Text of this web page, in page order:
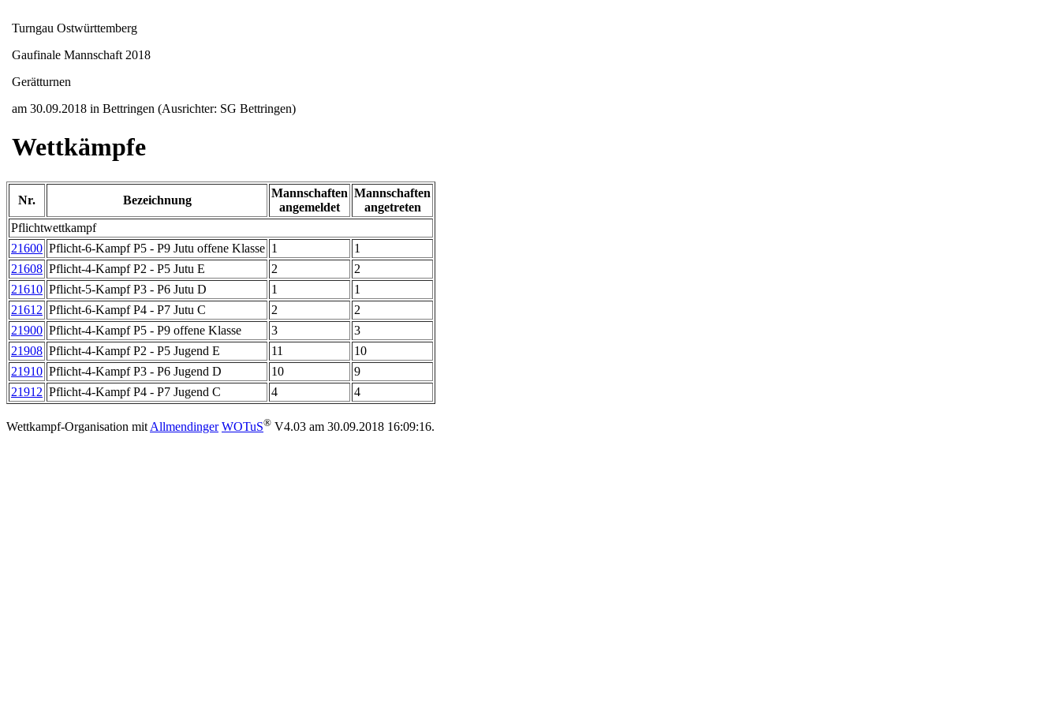
Turngau Ostwürttemberg
Gaufinale Mannschaft 2018
Gerätturnen
am 30.09.2018 in Bettringen (Ausrichter: SG Bettringen)
Wettkämpfe
Nr. Bezeichnung
Mannschaften
angemeldet
Mannschaften
angetreten
Pflichtwettkampf
21600 Pflicht-6-Kampf P5 - P9 Jutu offene Klasse 1
1
21608 Pflicht-4-Kampf P2 - P5 Jutu E 2
2
21610 Pflicht-5-Kampf P3 - P6 Jutu D 1
1
21612 Pflicht-6-Kampf P4 - P7 Jutu C 2
2
21900 Pflicht-4-Kampf P5 - P9 offene Klasse 3
3
21908 Pflicht-4-Kampf P2 - P5 Jugend E 11
10
21910 Pflicht-4-Kampf P3 - P6 Jugend D 10
9
21912 Pflicht-4-Kampf P4 - P7 Jugend C 4 4
Wettkampf-Organisation mit Allmendinger WOTuS® V4.03 am 30.09.2018 16:09:16.